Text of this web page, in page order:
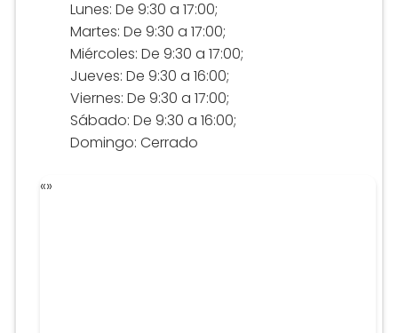
Lunes: De 9:30 a 17:00;
Martes: De 9:30 a 17:00;
Miércoles: De 9:30 a 17:00;
Jueves: De 9:30 a 16:00;
Viernes: De 9:30 a 17:00;
Sábado: De 9:30 a 16:00;
Domingo: Cerrado
«»